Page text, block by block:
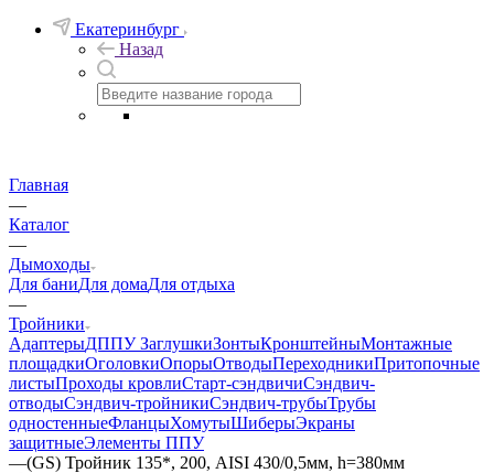
Екатеринбург
Назад
Главная
—
Каталог
—
Дымоходы
Для баниДля домаДля отдыха
—
Тройники
АдаптерыДППУЗаглушкиЗонтыКронштейныМонтажные
площадкиОголовкиОпорыОтводыПереходникиПритопочные
листыПроходы кровлиСтарт-сэндвичиСэндвич-
отводыСэндвич-тройникиСэндвич-трубыТрубы
одностенныеФланцыХомутыШиберыЭкраны
защитныеЭлементы ППУ
—(GS) Тройник 135*, 200, AISI 430/0,5мм, h=380мм